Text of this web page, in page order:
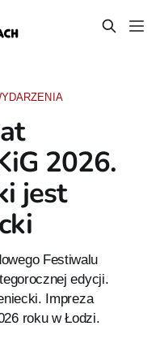
2026.
jest
Festiwalu
edycji.
Impreza
roku w Łodzi.